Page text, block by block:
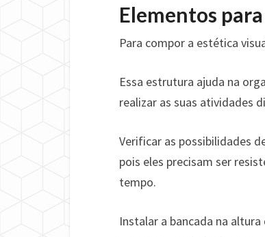
Elementos
Para compor a estética
Essa estrutura ajuda na
realizar as suas atividades
Verificar as possibilidades
pois eles precisam ser
tempo.
Instalar a bancada na